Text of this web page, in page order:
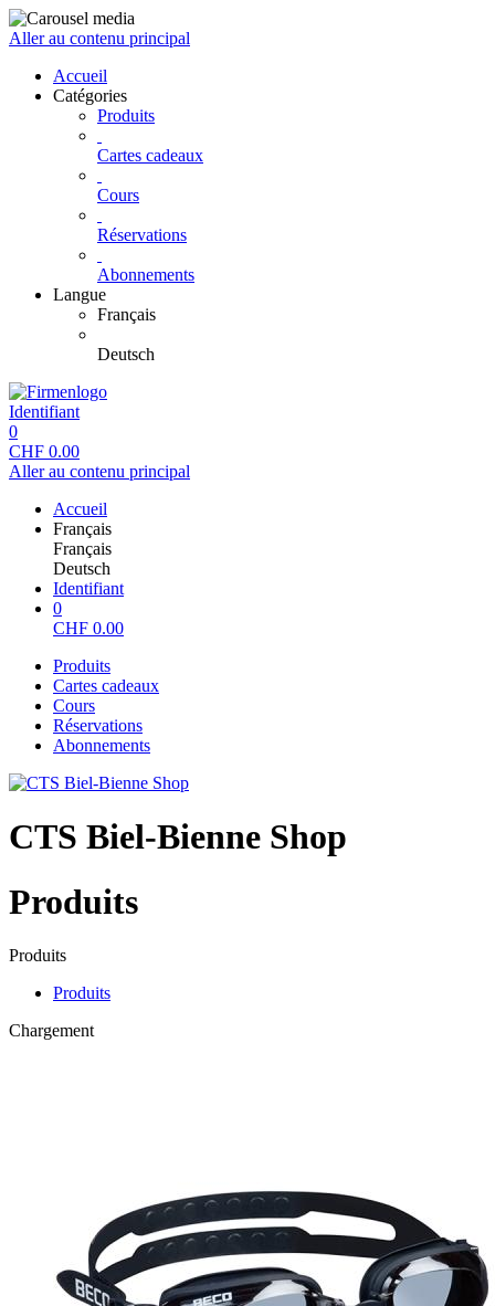
Aller au contenu principal
Accueil
Catégories
Produits
Cartes cadeaux
Cours
Réservations
Abonnements
Langue
Français
Deutsch
Identifiant
0
CHF 0.00
Aller au contenu principal
Accueil
Français
Français
Deutsch
Identifiant
0
CHF 0.00
Produits
Cartes cadeaux
Cours
Réservations
Abonnements
CTS Biel-Bienne Shop
Produits
Produits
Produits
Chargement